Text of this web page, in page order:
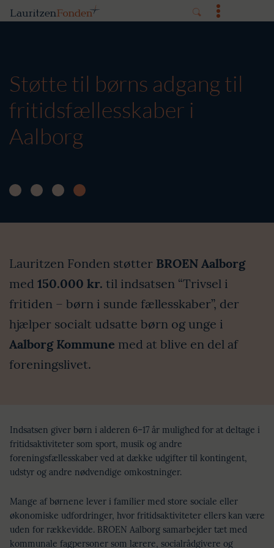
Støtte til børns adgang til
fritidsfællesskaber i
Aalborg
Lauritzen Fonden støtter BROEN Aalborg
med 150.000 kr. til indsatsen “Trivsel i
fritiden – børn i sunde fællesskaber”, der
hjælper socialt udsatte børn og unge i
Aalborg Kommune med at blive en del af
foreningslivet.
Indsatsen giver børn i alderen 6–17 år mulighed for at deltage i
fritidsaktiviteter som sport, musik og andre
foreningsfællesskaber ved at dække udgifter til kontingent,
udstyr og andre nødvendige omkostninger.
Mange af børnene lever i familier med store sociale eller
økonomiske udfordringer, hvor fritidsaktiviteter ellers kan være
uden for rækkevidde. BROEN Aalborg samarbejder tæt med
kommunale fagpersoner som lærere, socialrådgivere og